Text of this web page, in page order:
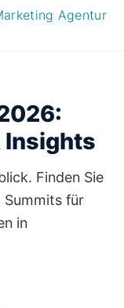
Insights
Finden Sie
Summits für
in